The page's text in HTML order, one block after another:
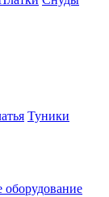
Туники
оборудование